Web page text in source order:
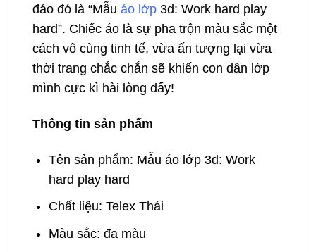
đáo đó là “Mẫu áo lớp 3d: Work hard play
hard”. Chiếc áo là sự pha trộn màu sắc một
cách vô cùng tinh tế, vừa ấn tượng lại vừa
thời trang chắc chắn sẽ khiến con dân lớp
mình cực kì hài lòng đấy!
Thông tin sản phẩm
Tên sản phẩm: Mẫu áo lớp 3d: Work
hard play hard
Chất liệu: Telex Thái
Màu sắc: đa màu